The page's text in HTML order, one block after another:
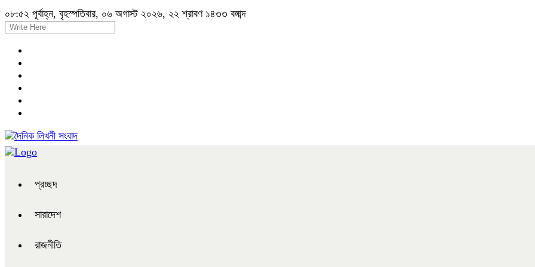
০৮:৫২ পূর্বাহ্ন, বৃহস্পতিবার, ০৬ অগাস্ট ২০২৬, ২২ শ্রাবণ ১৪৩৩ বঙ্গাব্দ
প্রচ্ছদ
সারাদেশ
রাজনীতি